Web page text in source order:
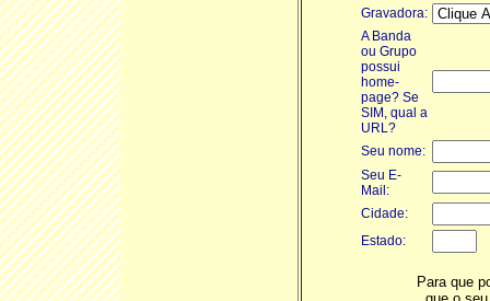
Gravadora:
A Banda
ou Grupo
possui
home-
page? Se
SIM, qual a
URL?
Seu nome:
Seu E-
Mail:
Cidade:
Estado:
Para que